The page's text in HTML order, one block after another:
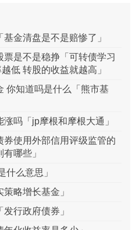
金清盘是不是赔惨了」
是不是稳挣「可转债学习
低 转股的收益就越高」
你知道吗是什么「熊市基
吗「jp摩根和摩根大通」
券使用外部信用评级监管的
哪些」
什么意思」
略增长基金」
行政府债券」